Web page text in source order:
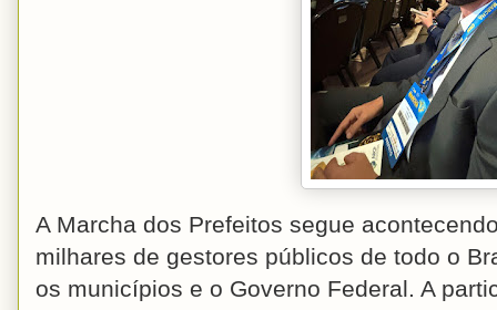
A Marcha dos Prefeitos segue
milhares de gestores públicos de todo o
os municípios e o Governo Federal. A